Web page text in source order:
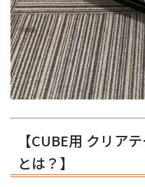
【CUBE用 クリア
とは？】